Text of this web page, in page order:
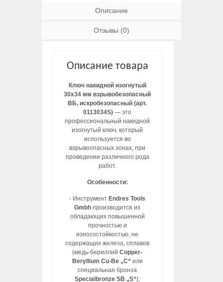
Описание
Отзывы (0)
Описание товара
Ключ накидной изогнутый
30х34 мм взрывобезопасный
ВБ, искробезопасный (арт.
0113034S) — это
профессиональный накидной
изогнутый ключ, который
используется во
взрывоопасных зонах, при
проведении различного рода
работ.
Особенности:
- Инструмент Endres Tools
Gmbh производится из
обладающих повышенной
прочностью и
износостойкостью, не
содержащих железа, сплавов
(медь-бериллийCopper-
Beryllium Cu-Be „C“ или
специальная бронза
Specialbronze SB „S“);